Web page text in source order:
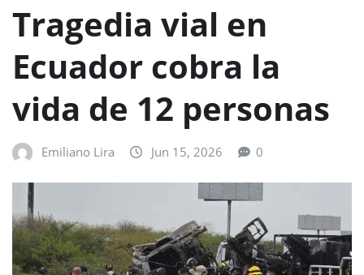
Tragedia vial en
Ecuador cobra la
vida de 12 personas
Emiliano Lira Jun 15, 2026 0